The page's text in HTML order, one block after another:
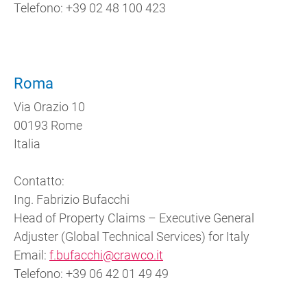
Telefono: +39 02 48 100 423
Roma
Via Orazio 10
00193 Rome
Italia
Contatto:
Ing. Fabrizio Bufacchi
Head of Property Claims – Executive General
Adjuster (Global Technical Services) for Italy
Email: f.bufacchi@crawco.it
Telefono: +39 06 42 01 49 49